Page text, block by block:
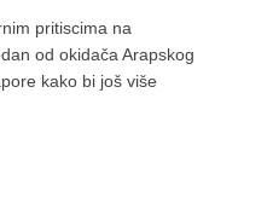
pritiscima na
od okidača Arapskog
kako bi još više